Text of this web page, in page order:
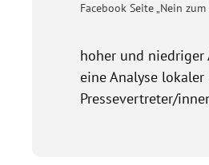
Facebook Seite „Nein
hoher und
eine Analyse
Pressevertreter/